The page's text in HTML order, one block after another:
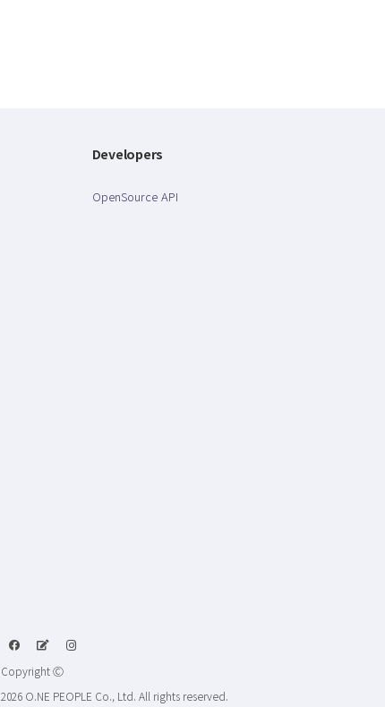
Developers
OpenSource API
Copyright Ⓒ
2026 O.NE PEOPLE Co., Ltd. All rights reserved.